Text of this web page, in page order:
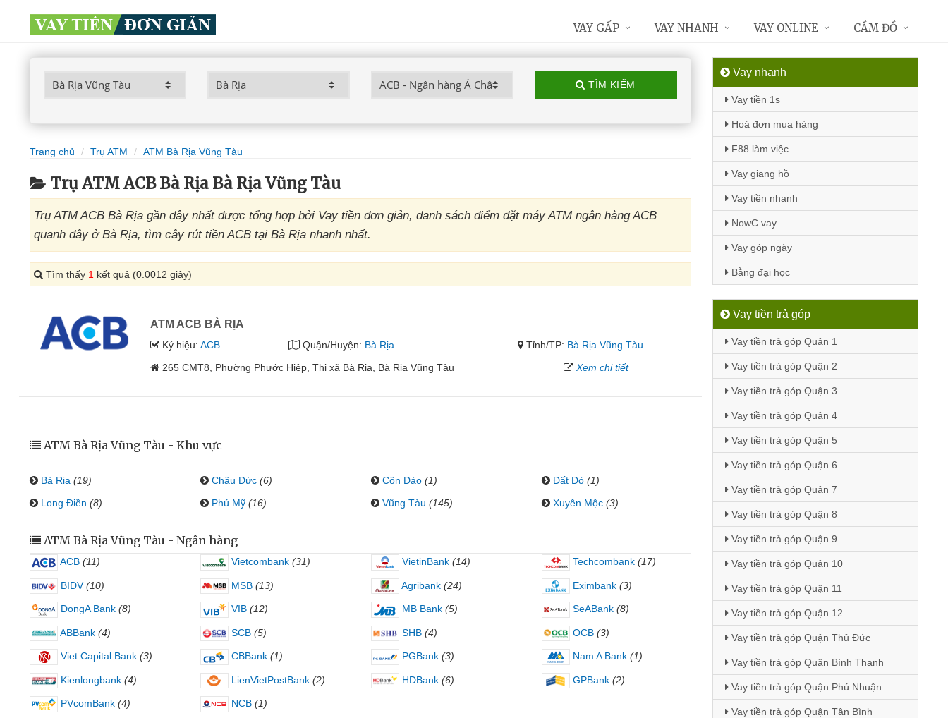
TÌM KIẾM
Trang chủ Trụ ATM ATM Bà Rịa Vũng Tàu
Trụ ATM ACB Bà Rịa Bà Rịa Vũng Tàu
Trụ ATM ACB Bà Rịa gần đây nhất được tổng hợp bởi Vay tiền đơn giản, danh sách điểm đặt máy ATM ngân hàng ACB
quanh đây ở Bà Rịa, tìm cây rút tiền ACB tại Bà Rịa nhanh nhất.
Tìm thấy 1 kết quả (0.0012 giây)
ATM ACB BÀ RỊA
Ký hiệu:ACB Quận/Huyện: Bà Rịa Tỉnh/TP: Bà Rịa Vũng Tàu
265 CMT8, Phường Phước Hiệp, Thị xã Bà Rịa, Bà Rịa Vũng Tàu
Xem chi tiết
ATM Bà Rịa Vũng Tàu - Khu vực
Bà Rịa (19) Châu Đức (6) Côn Đảo (1) Đất Đỏ (1)
Long Điền (8) Phú Mỹ (16) Vũng Tàu (145) Xuyên Mộc (3)
ATM Bà Rịa Vũng Tàu - Ngân hàng
ACB (11) Vietcombank (31) VietinBank (14) Techcombank (17)
BIDV (10) MSB (13) Agribank (24) Eximbank (3)
DongA Bank (8) VIB (12) MB Bank (5) SeABank (8)
ABBank (4) SCB (5) SHB (4) OCB (3)
Viet Capital Bank (3) CBBank (1) PGBank (3) Nam A Bank (1)
Kienlongbank (4) LienVietPostBank (2) HDBank (6) GPBank (2)
PVcomBank (4) NCB (1)
Vay nhanh
Vay tiền 1s
Hoá đơn mua hàng
F88 làm việc
Vay giang hồ
Vay tiền nhanh
NowC vay
Vay góp ngày
Bằng đại học
Vay tiền trả góp
Vay tiền trả góp Quận 1
Vay tiền trả góp Quận 2
Vay tiền trả góp Quận 3
Vay tiền trả góp Quận 4
Vay tiền trả góp Quận 5
Vay tiền trả góp Quận 6
Vay tiền trả góp Quận 7
Vay tiền trả góp Quận 8
Vay tiền trả góp Quận 9
Vay tiền trả góp Quận 10
Vay tiền trả góp Quận 11
Vay tiền trả góp Quận 12
Vay tiền trả góp Quận Thủ Đức
Vay tiền trả góp Quận Bình Thạnh
Vay tiền trả góp Quận Phú Nhuận
Vay tiền trả góp Quận Tân Bình
VAY GẤP VAY NHANH VAY ONLINE CẦM ĐỒ